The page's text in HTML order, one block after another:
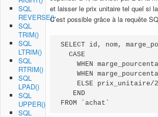
et laisser le prix unitaire tel quel si
C’est possible grâce à la requête
SELECT id, nom,
  CASE
WHEN
WHEN
ELSE prix_unitaire/2
   END
FROM `achat`
SQL
REVERSE()
SQL
TRIM()
SQL
LTRIM()
SQL
RTRIM()
SQL
LPAD()
SQL
UPPER()
SQL